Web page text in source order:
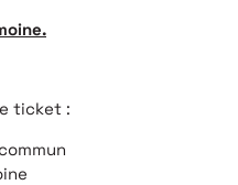
ticket :